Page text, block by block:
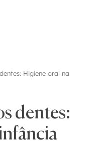
Higiene oral na
dentes: